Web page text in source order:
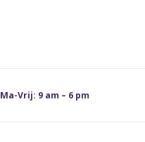
Ma-Vrij: 9 am – 6 pm